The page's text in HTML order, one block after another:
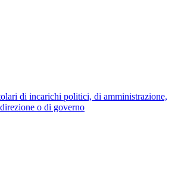
di incarichi politici, di amministrazione,
o di governo